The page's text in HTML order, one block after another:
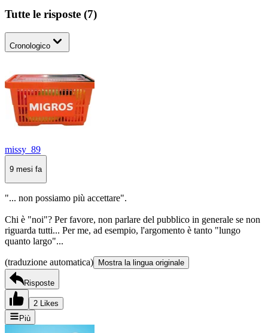
Tutte le risposte (7)
Cronologico
missy_89
9 mesi fa
"... non possiamo più accettare".
Chi è "noi"? Per favore, non parlare del pubblico in generale se non
riguarda tutti... Per me, ad esempio, l'argomento è tanto "lungo
quanto largo"...
(traduzione automatica) Mostra la lingua originale
Risposte
2 Likes
Più